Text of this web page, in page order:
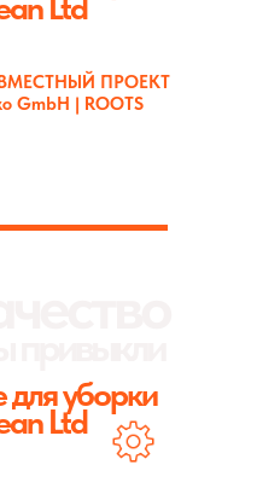
ПРОЕКТ
GmbH | ROOTS
уборки
Ltd